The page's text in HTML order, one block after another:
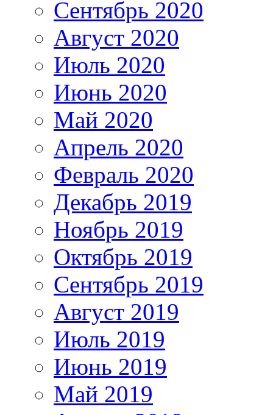
Сентябрь 2020
Август 2020
Июль 2020
Июнь 2020
Май 2020
Апрель 2020
Февраль 2020
Декабрь 2019
Ноябрь 2019
Октябрь 2019
Сентябрь 2019
Август 2019
Июль 2019
Июнь 2019
Май 2019